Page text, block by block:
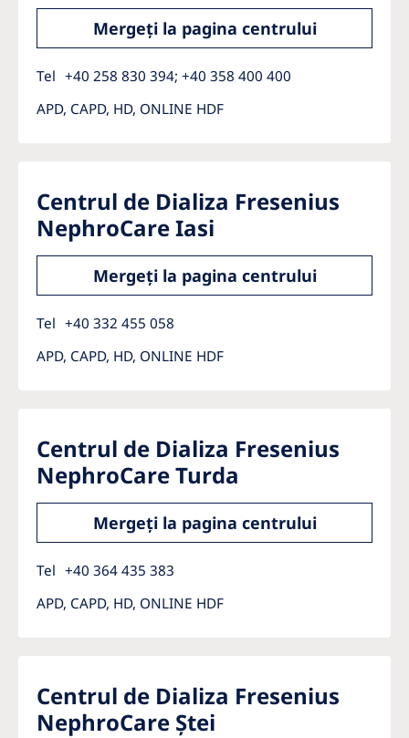
Australia
North America
NephroCare International
Global Website
Mergeți la pagina centrului
Tel +40 258 830 394; +40 358 400 400
APD, CAPD, HD, ONLINE HDF
Centrul de Dializa Fresenius
NephroCare Iasi
Mergeți la pagina centrului
Tel +40 332 455 058
APD, CAPD, HD, ONLINE HDF
Centrul de Dializa Fresenius
NephroCare Turda
Mergeți la pagina centrului
Tel +40 364 435 383
APD, CAPD, HD, ONLINE HDF
Centrul de Dializa Fresenius
NephroCare Ștei